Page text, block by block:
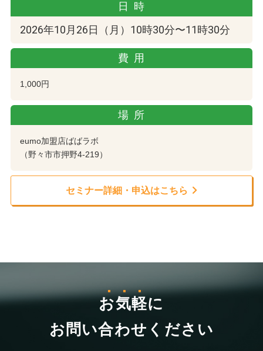
日時
2026年10月26日（月）10時30分〜11時30分
費用
1,000円
場所
eumo加盟店ばばラボ
（野々市市押野4-219）
セミナー詳細・申込はこちら
お気軽に
お問い合わせください